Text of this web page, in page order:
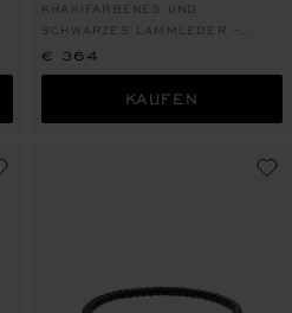
KHAKIFARBENES UND
SCHWARZES LAMMLEDER –
SILBERFARBENES METALL
€ 364
KAUFEN